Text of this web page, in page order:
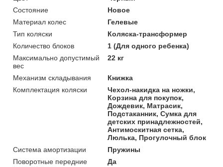
Состояние
Новое
Материал колес
Гелевые
Тип коляски
Коляска-трансформер
Количество блоков
1 (Для одного ребенка)
Максимально допустимый
вес
22 кг
Механизм складывания
Книжка
Комплектация коляски
Чехол-накидка на ножки,
Корзина для покупок,
Дождевик, Матрасик,
Подстаканник, Сумка для
детских принадлежностей,
Антимоскитная сетка,
Люлька, Прогулочный блок
Система амортизации
Пружины
Поворотные передние
Да